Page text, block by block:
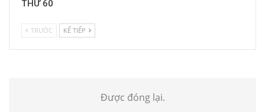
THỨ 60
TRƯỚC KẾ TIẾP
Được đóng lại.